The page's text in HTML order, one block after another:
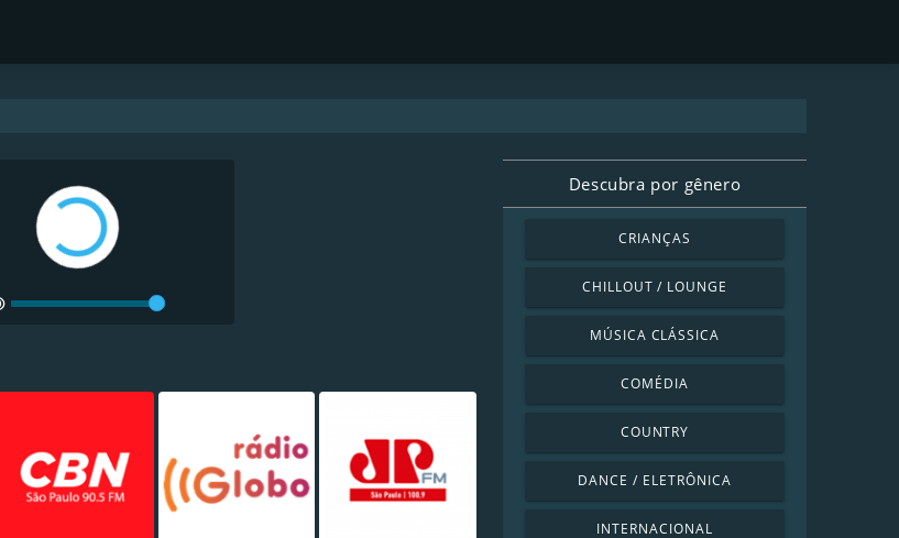
Descubra por gênero
CRIANÇAS
CHILLOUT / LOUNGE
MÚSICA CLÁSSICA
COMÉDIA
COUNTRY
DANCE / ELETRÔNICA
INTERNACIONAL